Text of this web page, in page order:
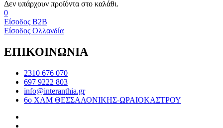
0
Είσοδος B2B
Είσοδος Ολλανδία
ΕΠΙΚΟΙΝΩΝΙΑ
2310 676 070
697 9222 803
info@interanthia.gr
6ο ΧΛΜ ΘΕΣΣΑΛΟΝΙΚΗΣ-ΩΡΑΙΟΚΑΣΤΡΟΥ